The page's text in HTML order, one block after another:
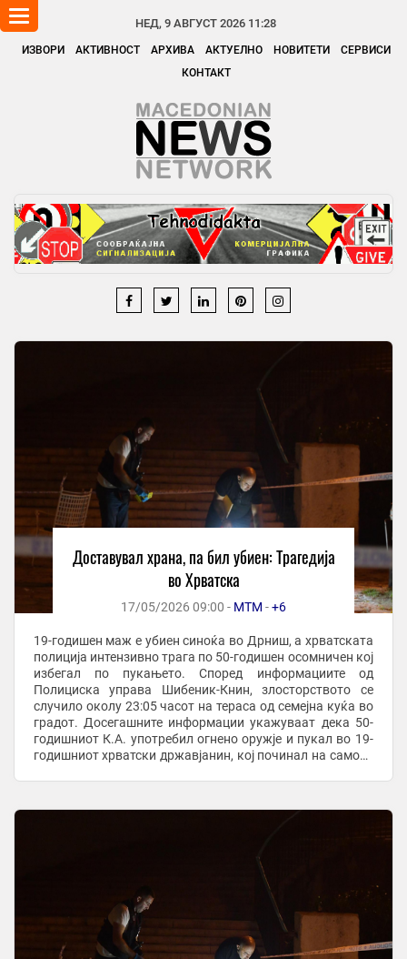
НЕД, 9 АВГУСТ 2026 11:28
ИЗВОРИ АКТИВНОСТ АРХИВА АКТУЕЛНО НОВИТЕТИ
СЕРВИСИ
КОНТАКТ
Toggle
navigation
Доставувал храна, па бил убиен: Трагедија
во Хрватска
17/05/2026 09:00 - МТМ -+6
19-годишен маж е убиен синоќа во Дрниш, а хрватската
полиција интензивно трага по 50-годишен осомничен кој
избегал по пукањето. Според информациите од
Полициска управа Шибеник-Книн, злосторството се
случило околу 23:05 часот на тераса од семејна куќа во
градот. Досегашните информации укажуваат дека 50-
годишниот К.А. употребил огнено оружје и пукал во 19-
годишниот хрватски државјанин, кој починал на самото